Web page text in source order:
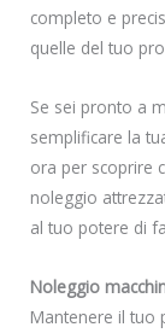
completo e
quelle del tuo
Se sei pronto a
semplificare la
ora per scoprire
noleggio
al tuo potere di
Noleggio
Mantenere il tuo